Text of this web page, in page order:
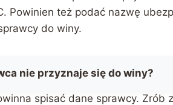
Powinien też podać nazwę
do winy.
nie przyznaje się do winy?
spisać dane sprawcy. Zrób